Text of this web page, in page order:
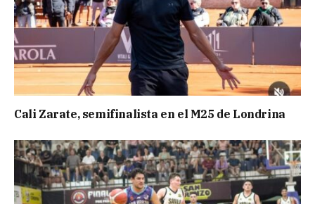
Cali Zarate, semifinalista en el M25 de Londrina